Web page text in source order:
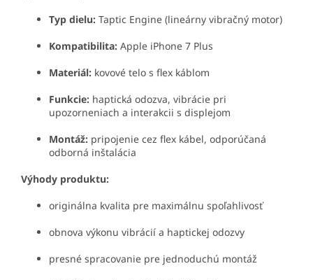
Typ dielu: Taptic Engine (lineárny vibračný motor)
Kompatibilita: Apple iPhone 7 Plus
Materiál: kovové telo s flex káblom
Funkcie: haptická odozva, vibrácie pri
upozorneniach a interakcii s displejom
Montáž: pripojenie cez flex kábel, odporúčaná
odborná inštalácia
Výhody produktu:
originálna kvalita pre maximálnu spoľahlivosť
obnova výkonu vibrácií a haptickej odozvy
presné spracovanie pre jednoduchú montáž